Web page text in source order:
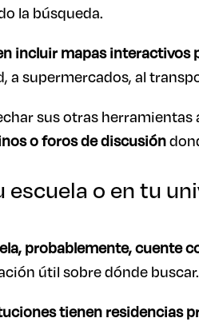
la búsqueda.
incluir mapas interactivos
a supermercados, al
sus otras
o foros de discusión
escuela o en tu
probablemente, cuente
útil sobre dónde buscar.
tienen residencias